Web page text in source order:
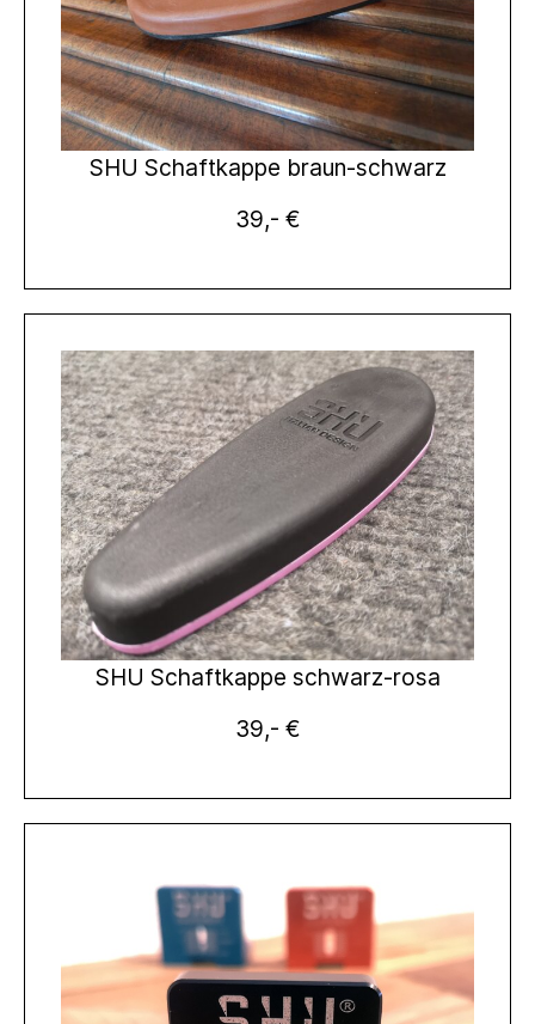
SHU Schaftkappe braun-schwarz
39,- €
SHU Schaftkappe schwarz-rosa
39,- €